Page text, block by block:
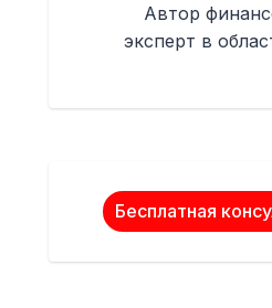
Автор
эксперт в
Бесплатная